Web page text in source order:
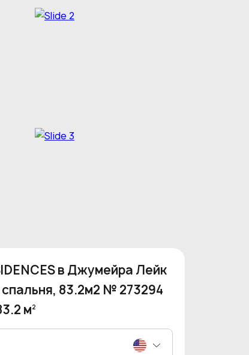
в Джумейра Лейк
83.2м2 № 273294
м2